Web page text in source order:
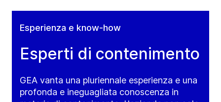
Esperienza e know-how
Esperti di contenimento
GEA vanta una pluriennale esperienza e una
profonda e ineguagliata conoscenza in